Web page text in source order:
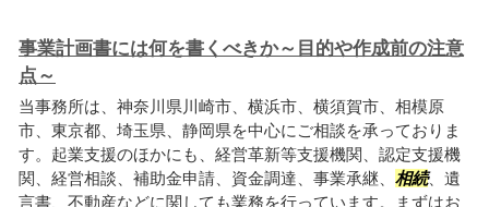
事業計画書には何を書くべきか～目的や作成前の注意
点～
当事務所は、神奈川県川崎市、横浜市、横須賀市、相模原
市、東京都、埼玉県、静岡県を中心にご相談を承っておりま
す。起業支援のほかにも、経営革新等支援機関、認定支援機
関、経営相談、補助金申請、資金調達、事業承継、 相続、遺
言書、不動産などに関しても業務を行っています。まずはお